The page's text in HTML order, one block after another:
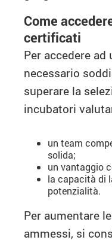
Come
certificati
Per accedere
necessario
superare la
incubatori
un team
solida;
un vantaggio
la capacità di
potenzialità.
Per aumentare
ammessi, si